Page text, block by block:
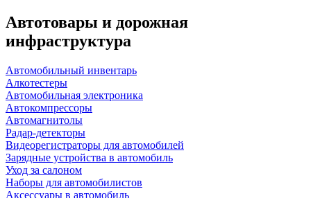
Автотовары и дорожная
инфраструктура
Автомобильный инвентарь
Алкотестеры
Автомобильная электроника
Автокомпрессоры
Автомагнитолы
Радар-детекторы
Видеорегистраторы для автомобилей
Зарядные устройства в автомобиль
Уход за салоном
Наборы для автомобилистов
Аксессуары в автомобиль